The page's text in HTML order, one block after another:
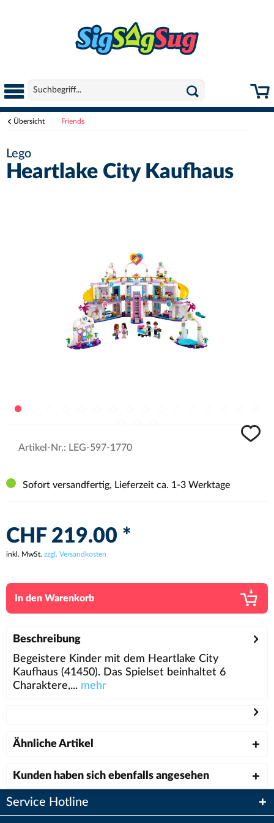
Übersicht Friends
Lego
Heartlake City Kaufhaus
Artikel-Nr.: LEG-597-1770
Sofort versandfertig, Lieferzeit ca. 1-3 Werktage
CHF 219.00 *
inkl. MwSt. zzgl. Versandkosten
In den Warenkorb
Beschreibung
Begeistere Kinder mit dem Heartlake City
Kaufhaus (41450). Das Spielset beinhaltet 6
Charaktere,... mehr
Ähnliche Artikel
Kunden haben sich ebenfalls angesehen
Service Hotline